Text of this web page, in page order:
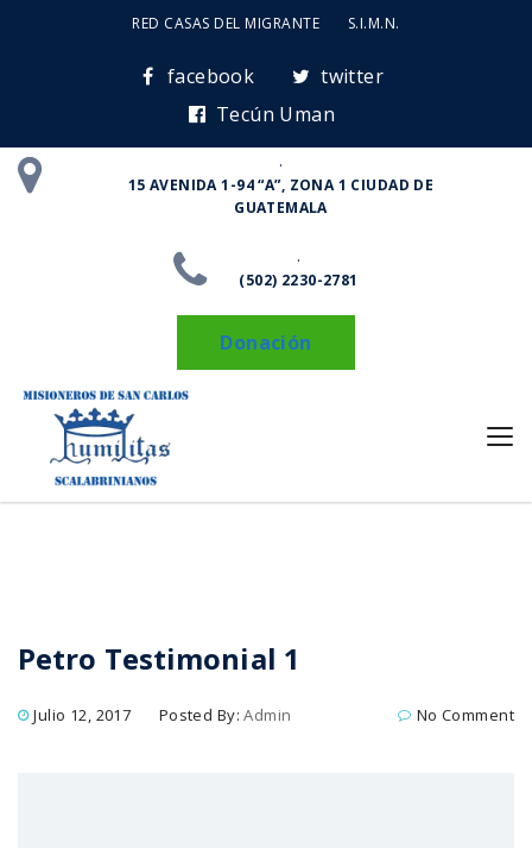
RED CASAS DEL MIGRANTE S.I.M.N.
facebook
twitter
Tecún Uman
.
15 AVENIDA 1-94 “A”, ZONA 1 CIUDAD DE
GUATEMALA
.
(502) 2230-2781
Donación
Petro Testimonial 1
Julio 12, 2017 Posted By:Admin No Comment